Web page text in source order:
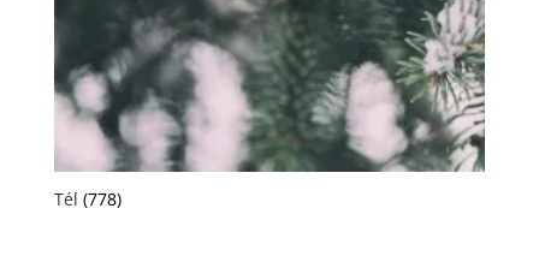
Tél (778)